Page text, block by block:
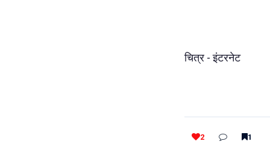
चित्र - इंटरनेट
2 1